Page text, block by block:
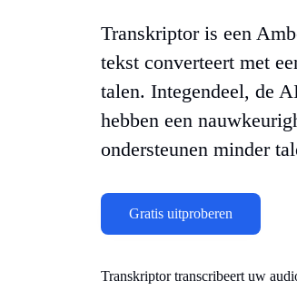
Transkriptor is een
tekst converteert met
talen. Integendeel, de
hebben een
ondersteunen minder
Gratis uitproberen
Transkriptor transcribeert uw